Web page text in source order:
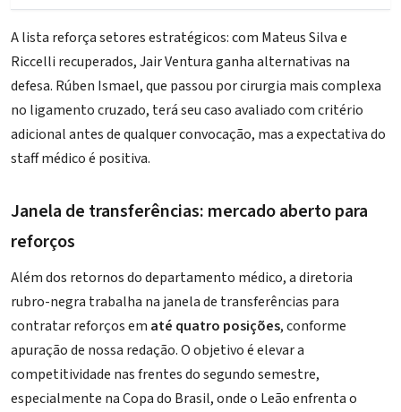
A lista reforça setores estratégicos: com Mateus Silva e
Riccelli recuperados, Jair Ventura ganha alternativas na
defesa. Rúben Ismael, que passou por cirurgia mais complexa
no ligamento cruzado, terá seu caso avaliado com critério
adicional antes de qualquer convocação, mas a expectativa do
staff médico é positiva.
Janela de transferências: mercado aberto para
reforços
Além dos retornos do departamento médico, a diretoria
rubro-negra trabalha na janela de transferências para
contratar reforços em até quatro posições, conforme
apuração de nossa redação. O objetivo é elevar a
competitividade nas frentes do segundo semestre,
especialmente na Copa do Brasil, onde o Leão enfrenta o